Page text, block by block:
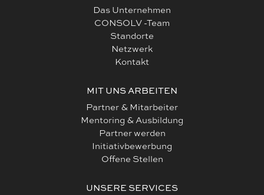
Das Unternehmen
CONSOLV -Team
Standorte
Netzwerk
Kontakt
MIT UNS ARBEITEN
Partner & Mitarbeiter
Mentoring & Ausbildung
Partner werden
Initiativbewerbung
Offene Stellen
UNSERE SERVICES